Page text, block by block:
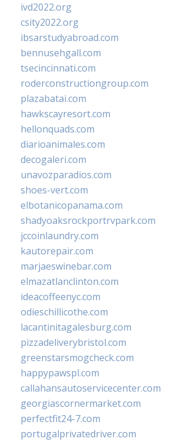
ivd2022.org
csity2022.org
ibsarstudyabroad.com
bennusehgall.com
tsecincinnati.com
roderconstructiongroup.com
plazabatai.com
hawkscayresort.com
hellonquads.com
diarioanimales.com
decogaleri.com
unavozparadios.com
shoes-vert.com
elbotanicopanama.com
shadyoaksrockportrvpark.com
jccoinlaundry.com
kautorepair.com
marjaeswinebar.com
elmazatlanclinton.com
ideacoffeenyc.com
odieschillicothe.com
lacantinitagalesburg.com
pizzadeliverybristol.com
greenstarsmogcheck.com
happypawspl.com
callahansautoservicecenter.com
georgiascornermarket.com
perfectfit24-7.com
portugalprivatedriver.com